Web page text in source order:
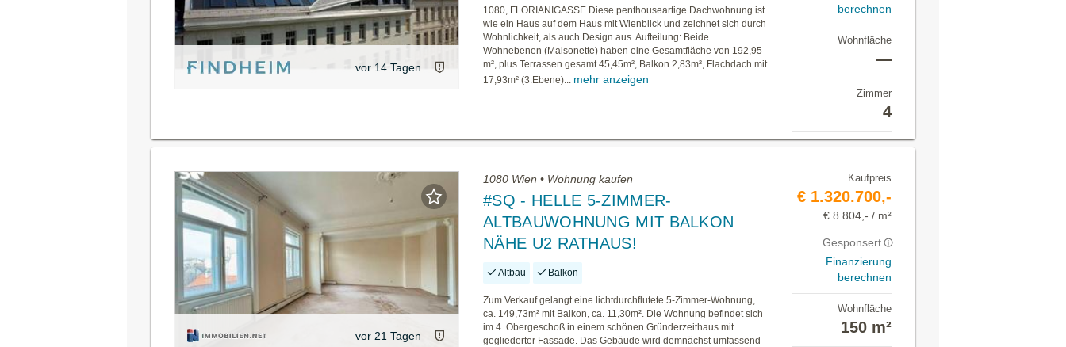
vor 14 Tagen
1080, FLORIANIGASSE Diese penthouseartige Dachwohnung ist
wie ein Haus auf dem Haus mit Wienblick und zeichnet sich durch
Wohnlichkeit, als auch Design aus. Aufteilung: Beide
Wohnebenen (Maisonette) haben eine Gesamtfläche von 192,95
m², plus Terrassen gesamt 45,45m², Balkon 2,83m², Flachdach mit
17,93m² (3.Ebene)... mehr anzeigen
berechnen
Wohnfläche
—
Zimmer
4
vor 21 Tagen
1080 Wien • Wohnung kaufen
#SQ - HELLE 5-ZIMMER-
ALTBAUWOHNUNG MIT BALKON
NÄHE U2 RATHAUS!
Altbau Balkon
Zum Verkauf gelangt eine lichtdurchflutete 5-Zimmer-Wohnung,
ca. 149,73m² mit Balkon, ca. 11,30m². Die Wohnung befindet sich
im 4. Obergeschoß in einem schönen Gründerzeithaus mit
gegliederter Fassade. Das Gebäude wird demnächst umfassend
Kaufpreis
€ 1.320.700,-
€ 8.804,- / m²
Gesponsert
Finanzierung
berechnen
Wohnfläche
150 m²